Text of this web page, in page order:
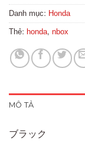
Danh mục: Honda
Thẻ: honda, nbox
MÔ TẢ
ブラック